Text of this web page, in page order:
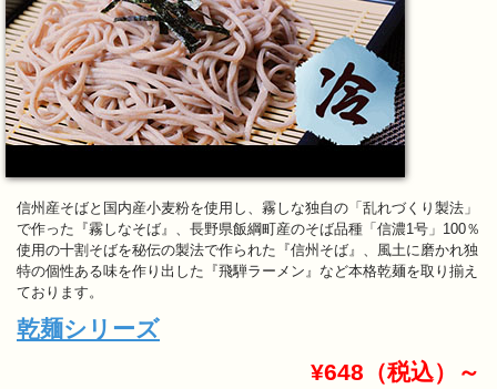
信州産そばと国内産小麦粉を使用し、霧しな独自の「乱れづくり製法」
で作った『霧しなそば』、長野県飯綱町産のそば品種「信濃1号」100％
使用の十割そばを秘伝の製法で作られた『信州そば』、風土に磨かれ独
特の個性ある味を作り出した『飛騨ラーメン』など本格乾麺を取り揃え
ております。
乾麺シリーズ
¥648（税込）～